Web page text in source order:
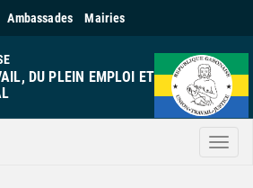
Ambassades Mairies
DU PLEIN EMPLOI ET
Menu